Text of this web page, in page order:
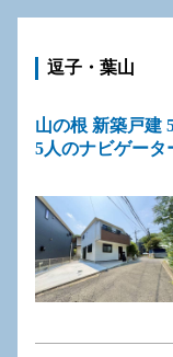
逗子・葉山
山の根 新築戸建
5人のナビゲータ